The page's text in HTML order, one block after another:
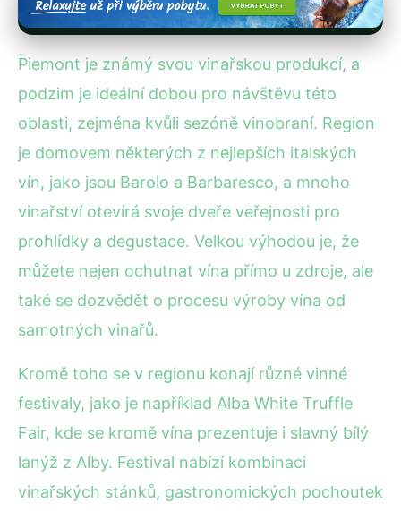
Piemont je známý svou vinařskou produkcí, a
podzim je ideální dobou pro návštěvu této
oblasti, zejména kvůli sezóně vinobraní. Region
je domovem některých z nejlepších italských
vín, jako jsou Barolo a Barbaresco, a mnoho
vinařství otevírá svoje dveře veřejnosti pro
prohlídky a degustace. Velkou výhodou je, že
můžete nejen ochutnat vína přímo u zdroje, ale
také se dozvědět o procesu výroby vína od
samotných vinařů.
Kromě toho se v regionu konají různé vinné
festivaly, jako je například Alba White Truffle
Fair, kde se kromě vína prezentuje i slavný bílý
lanýž z Alby. Festival nabízí kombinaci
vinařských stánků, gastronomických pochoutek